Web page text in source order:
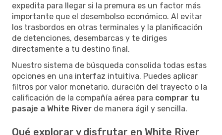
expedita para llegar si la premura es un factor más
importante que el desembolso económico. Al evitar
los trasbordos en otras terminales y la planificación
de detenciones, desembarcas y te diriges
directamente a tu destino final.
Nuestro sistema de búsqueda consolida todas estas
opciones en una interfaz intuitiva. Puedes aplicar
filtros por valor monetario, duración del trayecto o la
calificación de la compañía aérea para comprar tu
pasaje a White River de manera ágil y sencilla.
Qué explorar y disfrutar en White River